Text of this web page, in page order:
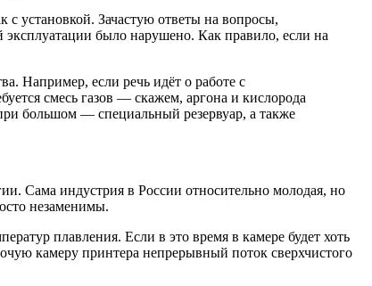
установкой. Зачастую ответы на вопросы,
эксплуатации было нарушено. Как правило, если на
Например, если речь идёт о работе с
смесь газов — скажем, аргона и кислорода
большом — специальный резервуар, а также
Сама индустрия в России относительно молодая, но
незаменимы.
плавления. Если в это время в камере будет хоть
камеру принтера непрерывный поток сверхчистого